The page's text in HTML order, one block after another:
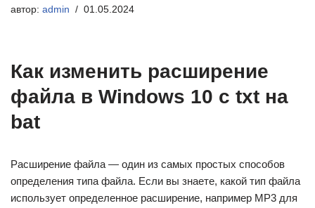
автор: admin 01.05.2024
Как изменить расширение
файла в Windows 10 с txt на
bat
Расширение файла — один из самых простых способов
определения типа файла. Если вы знаете, какой тип файла
использует определенное расширение, например MP3 для